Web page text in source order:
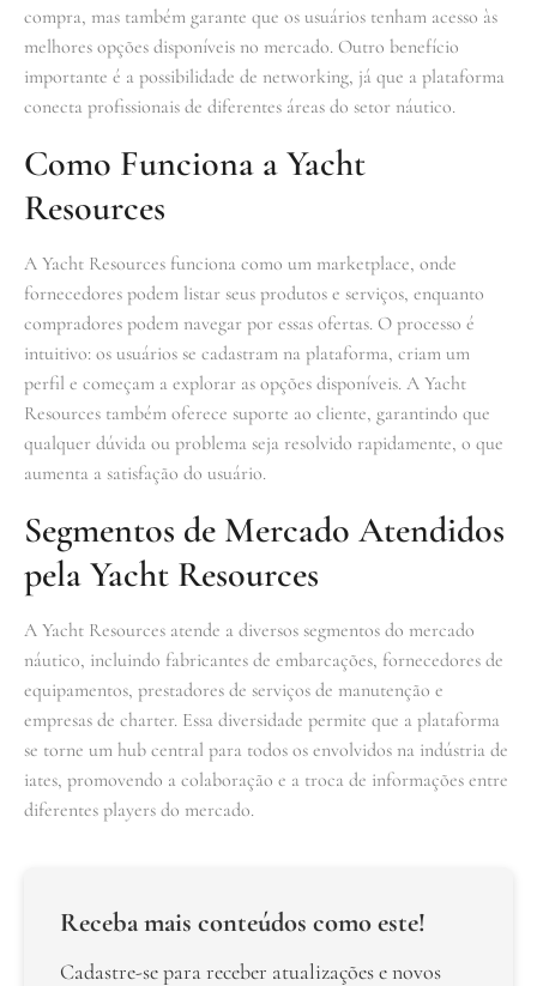
compra, mas também garante que os usuários tenham acesso às
melhores opções disponíveis no mercado. Outro benefício
importante é a possibilidade de networking, já que a plataforma
conecta profissionais de diferentes áreas do setor náutico.
Como Funciona a Yacht
Resources
A Yacht Resources funciona como um marketplace, onde
fornecedores podem listar seus produtos e serviços, enquanto
compradores podem navegar por essas ofertas. O processo é
intuitivo: os usuários se cadastram na plataforma, criam um
perfil e começam a explorar as opções disponíveis. A Yacht
Resources também oferece suporte ao cliente, garantindo que
qualquer dúvida ou problema seja resolvido rapidamente, o que
aumenta a satisfação do usuário.
Segmentos de Mercado Atendidos
pela Yacht Resources
A Yacht Resources atende a diversos segmentos do mercado
náutico, incluindo fabricantes de embarcações, fornecedores de
equipamentos, prestadores de serviços de manutenção e
empresas de charter. Essa diversidade permite que a plataforma
se torne um hub central para todos os envolvidos na indústria de
iates, promovendo a colaboração e a troca de informações entre
diferentes players do mercado.
Receba mais conteúdos como este!
Cadastre-se para receber atualizações e novos